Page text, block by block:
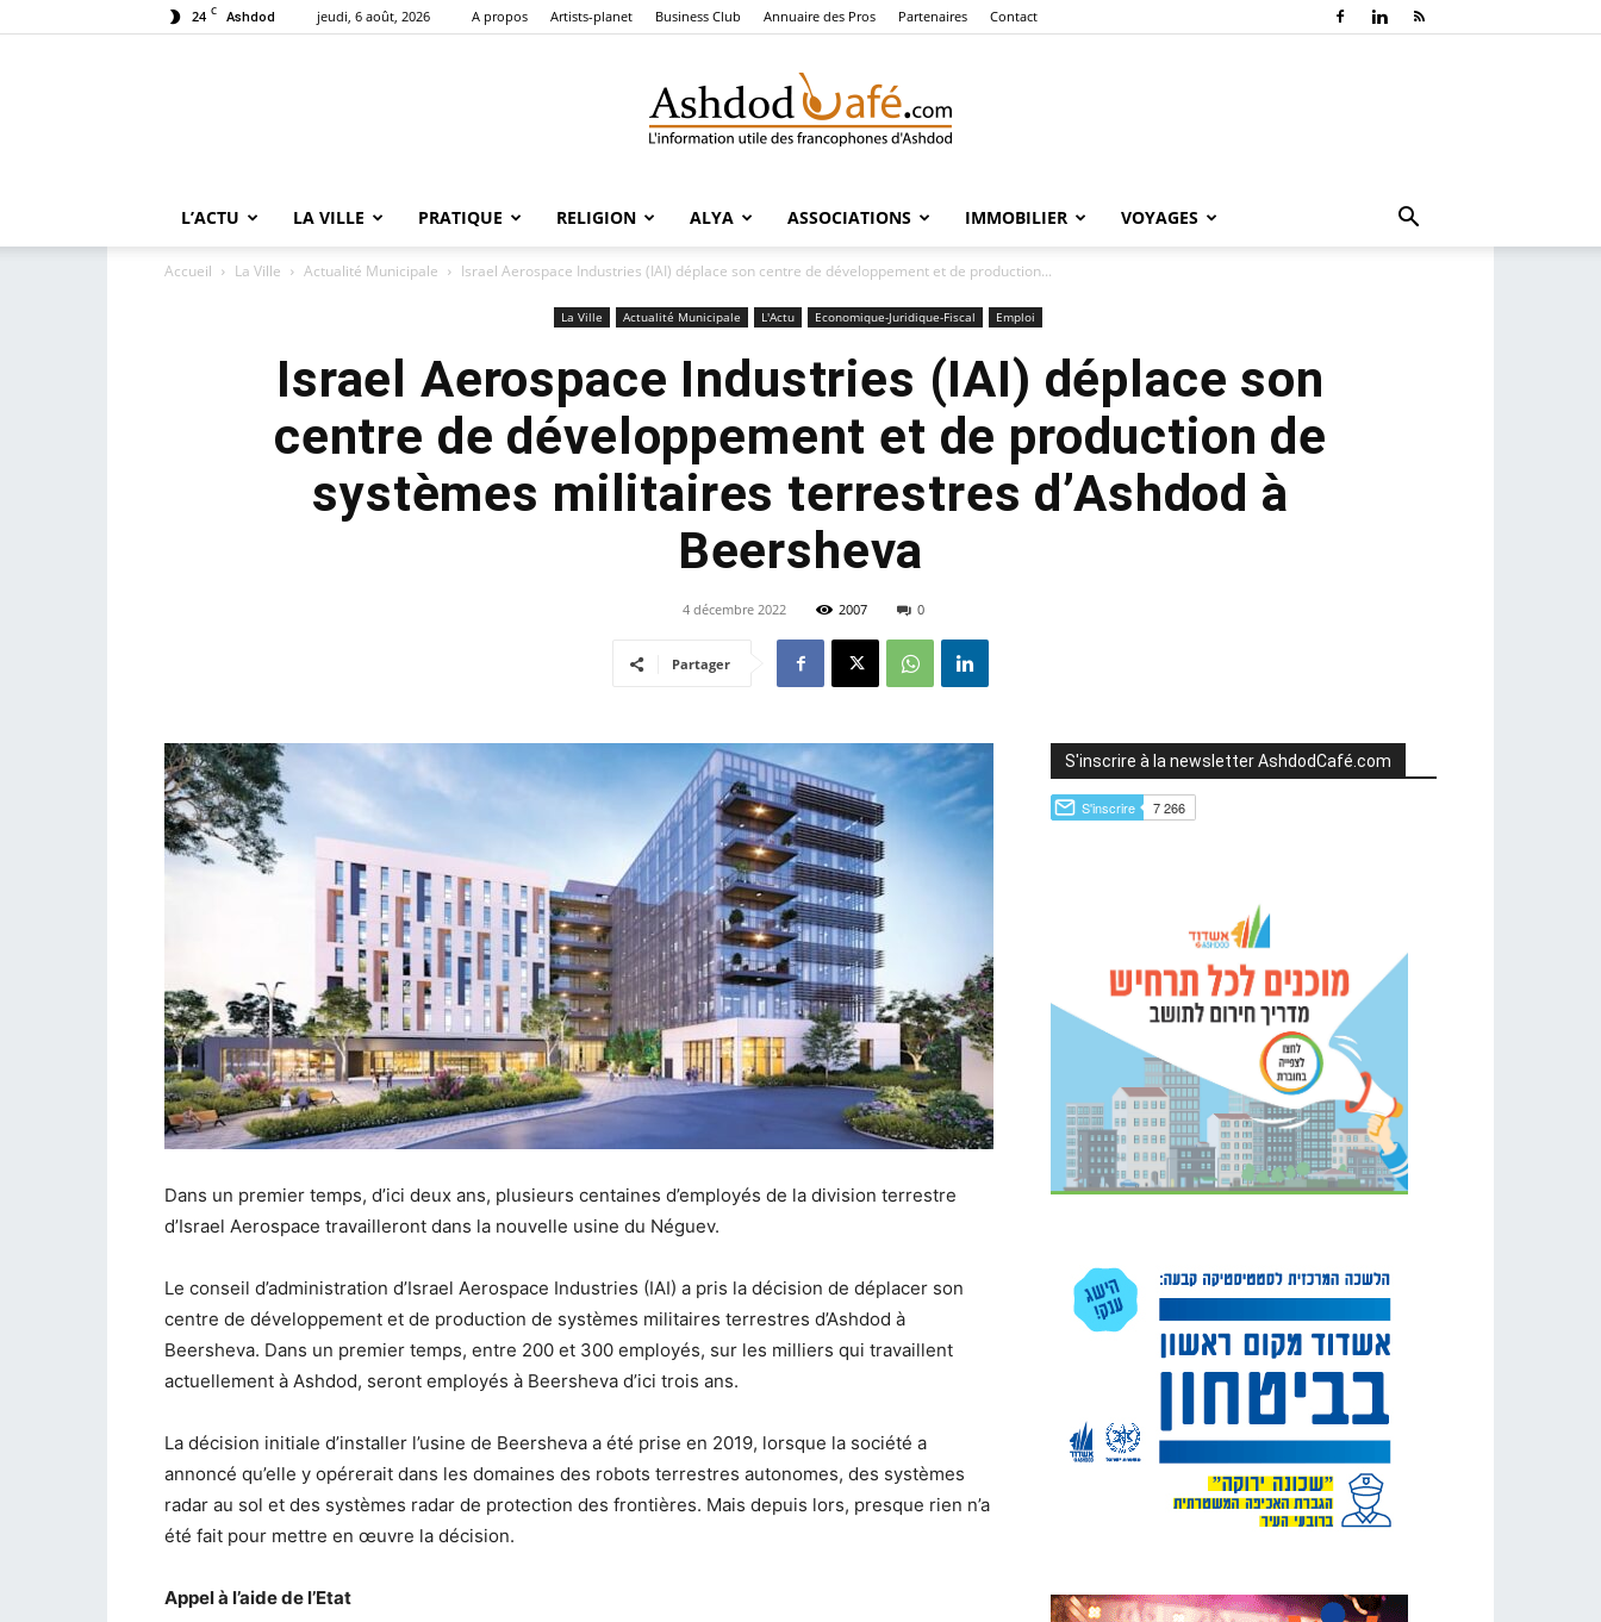
24 C Ashdod jeudi, 6 août, 2026 A propos Artists-planet Business Club Annuaire des Pros Partenaires Contact
Café
L’ACTU LA VILLE PRATIQUE RELIGION ALYA ASSOCIATIONS IMMOBILIER VOYAGES
Accueil La Ville Actualité Municipale Israel Aerospace Industries (IAI) déplace son centre de développement et de production...
La Ville Actualité Municipale L'Actu Economique-Juridique-Fiscal Emploi
Israel Aerospace Industries (IAI) déplace son
centre de développement et de production de
systèmes militaires terrestres d’Ashdod à
Beersheva
4 décembre 2022 2007 0
Partager
Dans un premier temps, d’ici deux ans, plusieurs centaines d’employés de la division terrestre
d’Israel Aerospace travailleront dans la nouvelle usine du Néguev.
Le conseil d’administration d’Israel Aerospace Industries (IAI) a pris la décision de déplacer son
centre de développement et de production de systèmes militaires terrestres d’Ashdod à
Beersheva. Dans un premier temps, entre 200 et 300 employés, sur les milliers qui travaillent
actuellement à Ashdod, seront employés à Beersheva d’ici trois ans.
La décision initiale d’installer l’usine de Beersheva a été prise en 2019, lorsque la société a
annoncé qu’elle y opérerait dans les domaines des robots terrestres autonomes, des systèmes
radar au sol et des systèmes radar de protection des frontières. Mais depuis lors, presque rien n’a
été fait pour mettre en œuvre la décision.
Appel à l’aide de l’Etat
S'inscrire à la newsletter AshdodCafé.com